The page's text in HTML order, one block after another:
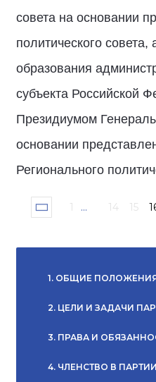
совета на основании
политического
образования
субъекта Российской
Президиумом
основании
Регионального
1 ... 14 15
1. ОБЩИЕ
2. ЦЕЛИ И ЗАДАЧИ
3. ПРАВА И
4. ЧЛЕНСТВО В ПАРТИИ